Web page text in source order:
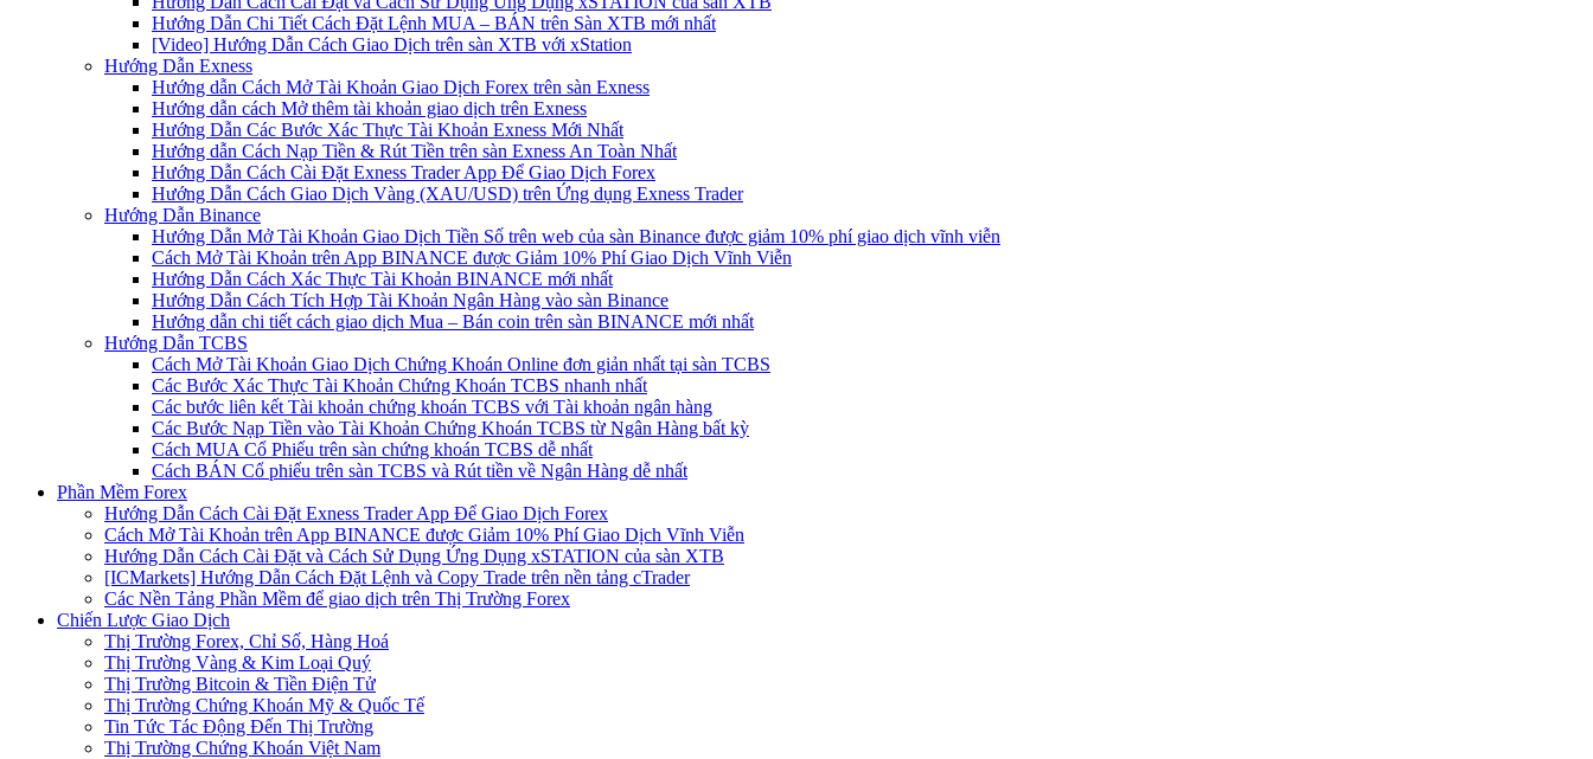
Hướng Dẫn Chi Tiết Cách Đặt Lệnh MUA – BÁN trên Sàn XTB mới nhất
[Video] Hướng Dẫn Cách Giao Dịch trên sàn XTB với xStation
Hướng Dẫn Exness
Hướng dẫn Cách Mở Tài Khoản Giao Dịch Forex trên sàn Exness
Hướng dẫn cách Mở thêm tài khoản giao dịch trên Exness
Hướng Dẫn Các Bước Xác Thực Tài Khoản Exness Mới Nhất
Hướng dẫn Cách Nạp Tiền & Rút Tiền trên sàn Exness An Toàn Nhất
Hướng Dẫn Cách Cài Đặt Exness Trader App Để Giao Dịch Forex
Hướng Dẫn Cách Giao Dịch Vàng (XAU/USD) trên Ứng dụng Exness Trader
Hướng Dẫn Binance
Hướng Dẫn Mở Tài Khoản Giao Dịch Tiền Số trên web của sàn Binance được giảm 10% phí giao dịch vĩnh viễn
Cách Mở Tài Khoản trên App BINANCE được Giảm 10% Phí Giao Dịch Vĩnh Viễn
Hướng Dẫn Cách Xác Thực Tài Khoản BINANCE mới nhất
Hướng Dẫn Cách Tích Hợp Tài Khoản Ngân Hàng vào sàn Binance
Hướng dẫn chi tiết cách giao dịch Mua – Bán coin trên sàn BINANCE mới nhất
Hướng Dẫn TCBS
Cách Mở Tài Khoản Giao Dịch Chứng Khoán Online đơn giản nhất tại sàn TCBS
Các Bước Xác Thực Tài Khoản Chứng Khoán TCBS nhanh nhất
Các bước liên kết Tài khoản chứng khoán TCBS với Tài khoản ngân hàng
Các Bước Nạp Tiền vào Tài Khoản Chứng Khoán TCBS từ Ngân Hàng bất kỳ
Cách MUA Cổ Phiếu trên sàn chứng khoán TCBS dễ nhất
Cách BÁN Cổ phiếu trên sàn TCBS và Rút tiền về Ngân Hàng dễ nhất
Phần Mềm Forex
Hướng Dẫn Cách Cài Đặt Exness Trader App Để Giao Dịch Forex
Cách Mở Tài Khoản trên App BINANCE được Giảm 10% Phí Giao Dịch Vĩnh Viễn
Hướng Dẫn Cách Cài Đặt và Cách Sử Dụng Ứng Dụng xSTATION của sàn XTB
[ICMarkets] Hướng Dẫn Cách Đặt Lệnh và Copy Trade trên nền tảng cTrader
Các Nền Tảng Phần Mềm để giao dịch trên Thị Trường Forex
Chiến Lược Giao Dịch
Thị Trường Forex, Chỉ Số, Hàng Hoá
Thị Trường Vàng & Kim Loại Quý
Thị Trường Bitcoin & Tiền Điện Tử
Thị Trường Chứng Khoán Mỹ & Quốc Tế
Tin Tức Tác Động Đến Thị Trường
Thị Trường Chứng Khoán Việt Nam